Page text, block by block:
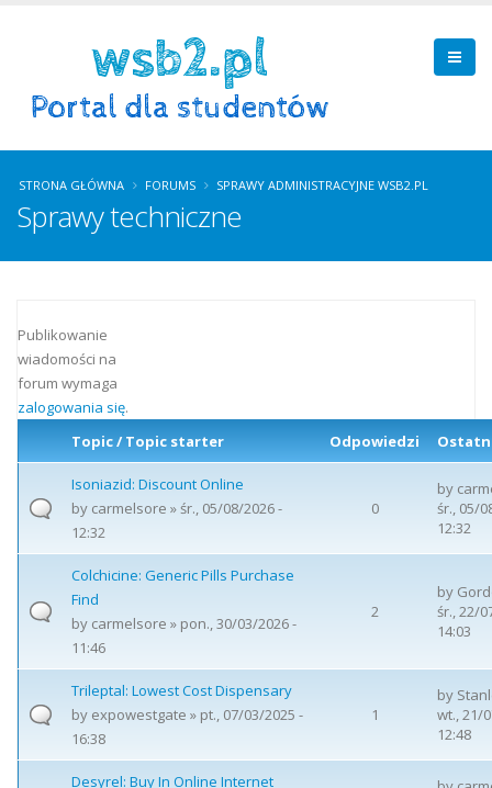
STRONA GŁÓWNA FORUMS SPRAWY ADMINISTRACYJNE WSB2.PL
Sprawy techniczne
Publikowanie
wiadomości na
forum wymaga
zalogowania się.
Topic / Topic starter
Odpowiedzi
Isoniazid: Discount Online
by carmelsore » śr., 05/08/2026 -
12:32
0
by
śr., 05/
12:32
Colchicine: Generic Pills Purchase
Find
by carmelsore » pon., 30/03/2026 -
11:46
2
by
śr., 22/
14:03
Trileptal: Lowest Cost Dispensary
by expowestgate » pt., 07/03/2025 -
16:38
1
by
wt., 21/
12:48
Desyrel: Buy In Online Internet